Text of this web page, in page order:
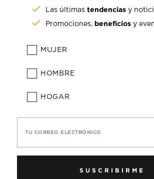
Las últimastendencias y
Promociones, beneficios y
MUJER
HOMBRE
HOGAR
TU CORREO ELECTRÓNICO
SUSCRIBIRME